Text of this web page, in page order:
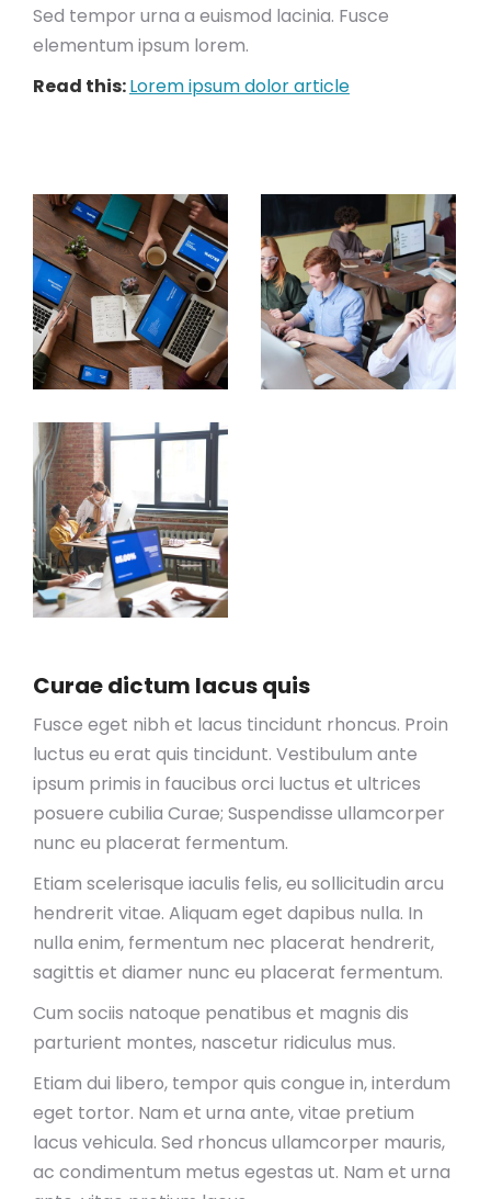
Sed tempor urna a euismod lacinia. Fusce
elementum ipsum lorem.
Read this:Lorem ipsum dolor article
Curae dictum lacus quis
Fusce eget nibh et lacus tincidunt rhoncus. Proin
luctus eu erat quis tincidunt. Vestibulum ante
ipsum primis in faucibus orci luctus et ultrices
posuere cubilia Curae; Suspendisse ullamcorper
nunc eu placerat fermentum.
Etiam scelerisque iaculis felis, eu sollicitudin arcu
hendrerit vitae. Aliquam eget dapibus nulla. In
nulla enim, fermentum nec placerat hendrerit,
sagittis et diamer nunc eu placerat fermentum.
Cum sociis natoque penatibus et magnis dis
parturient montes, nascetur ridiculus mus.
Etiam dui libero, tempor quis congue in, interdum
eget tortor. Nam et urna ante, vitae pretium
lacus vehicula. Sed rhoncus ullamcorper mauris,
ac condimentum metus egestas ut. Nam et urna